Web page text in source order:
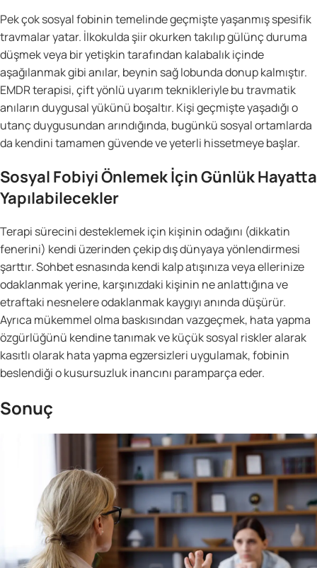
Pek çok sosyal fobinin temelinde geçmişte yaşanmış spesifik
travmalar yatar. İlkokulda şiir okurken takılıp gülünç duruma
düşmek veya bir yetişkin tarafından kalabalık içinde
aşağılanmak gibi anılar, beynin sağ lobunda donup kalmıştır.
EMDR terapisi, çift yönlü uyarım teknikleriyle bu travmatik
anıların duygusal yükünü boşaltır. Kişi geçmişte yaşadığı o
utanç duygusundan arındığında, bugünkü sosyal ortamlarda
da kendini tamamen güvende ve yeterli hissetmeye başlar.
Sosyal Fobiyi Önlemek İçin Günlük Hayatta
Yapılabilecekler
Terapi sürecini desteklemek için kişinin odağını (dikkatin
fenerini) kendi üzerinden çekip dış dünyaya yönlendirmesi
şarttır. Sohbet esnasında kendi kalp atışınıza veya ellerinize
odaklanmak yerine, karşınızdaki kişinin ne anlattığına ve
etraftaki nesnelere odaklanmak kaygıyı anında düşürür.
Ayrıca mükemmel olma baskısından vazgeçmek, hata yapma
özgürlüğünü kendine tanımak ve küçük sosyal riskler alarak
kasıtlı olarak hata yapma egzersizleri uygulamak, fobinin
beslendiği o kusursuzluk inancını paramparça eder.
Sonuç